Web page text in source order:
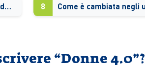
Come accoglie la nomina di un presidente del consiglio donna, Giorgia Meloni, in Italia? 8
“Donne 4.0”?